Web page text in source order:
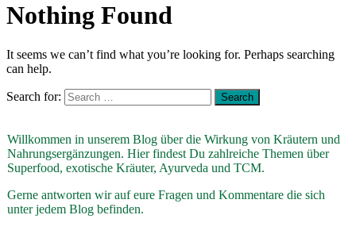
Nothing Found
It seems we can’t find what you’re looking for. Perhaps searching
can help.
Search for:
Willkommen in unserem Blog über die Wirkung von Kräutern und
Nahrungsergänzungen. Hier findest Du zahlreiche Themen über
Superfood, exotische Kräuter, Ayurveda und TCM.
Gerne antworten wir auf eure Fragen und Kommentare die sich
unter jedem Blog befinden.